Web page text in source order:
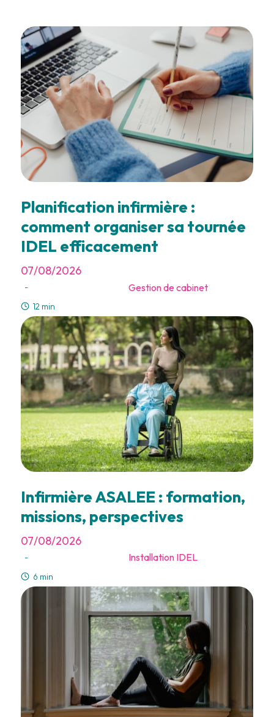
Planification infirmière :
comment organiser sa tournée
IDEL efficacement
07/08/2026
- Gestion de cabinet
12 min
Infirmière ASALEE : formation,
missions, perspectives
07/08/2026
- Installation IDEL
6 min